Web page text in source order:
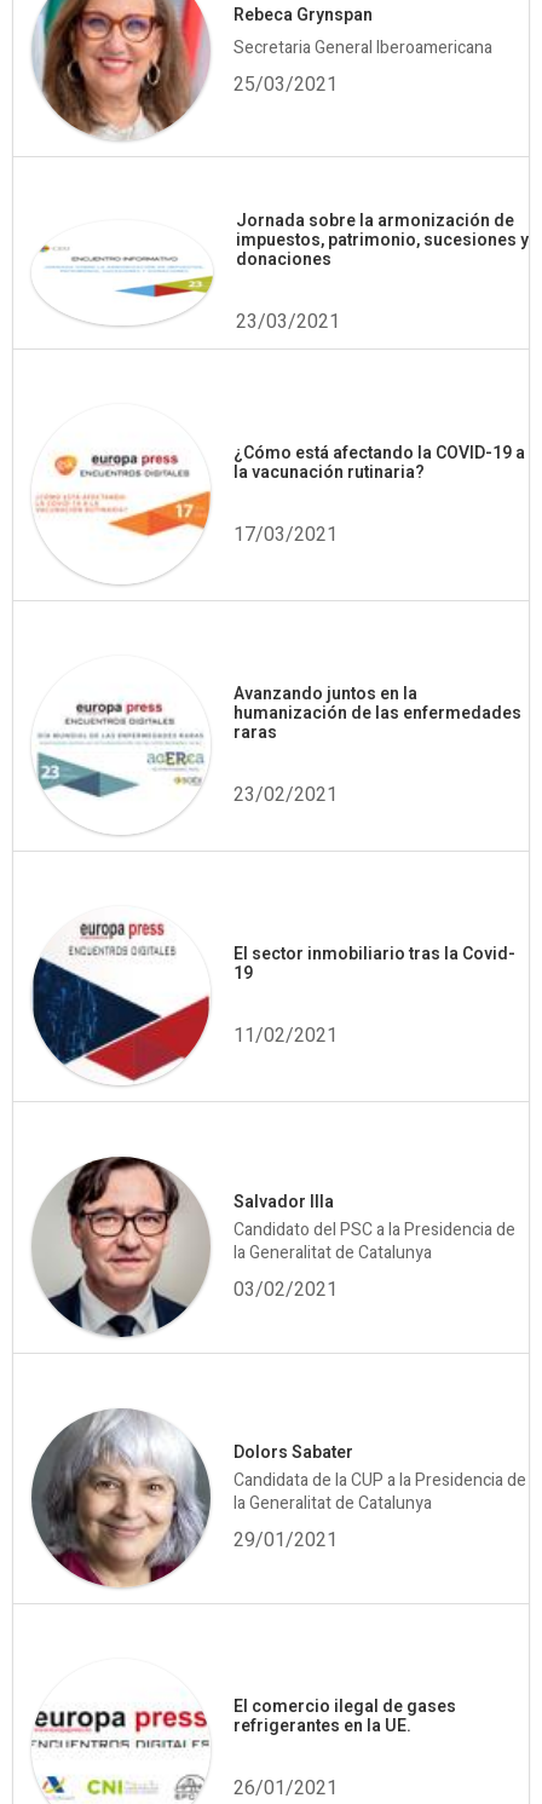
Rebeca Grynspan
Secretaria General Iberoamericana
25/03/2021
Jornada sobre la armonización de
impuestos, patrimonio, sucesiones y
donaciones
23/03/2021
¿Cómo está afectando la COVID-19 a
la vacunación rutinaria?
17/03/2021
Avanzando juntos en la
humanización de las enfermedades
raras
23/02/2021
El sector inmobiliario tras la Covid-
19
11/02/2021
Salvador Illa
Candidato del PSC a la Presidencia de
la Generalitat de Catalunya
03/02/2021
Dolors Sabater
Candidata de la CUP a la Presidencia de
la Generalitat de Catalunya
29/01/2021
El comercio ilegal de gases
refrigerantes en la UE.
26/01/2021